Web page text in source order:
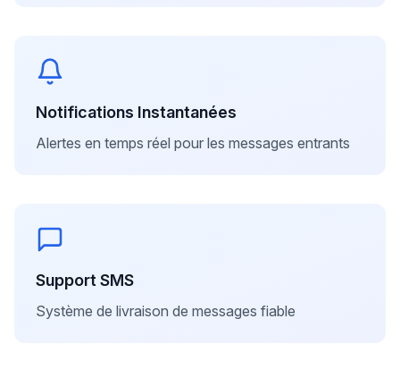
Notifications Instantanées
Alertes en temps réel pour les messages entrants
Support SMS
Système de livraison de messages fiable